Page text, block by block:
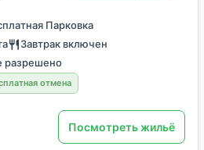
Парковка
Завтрак включен
разрешено
отмена
Посмотреть жильё